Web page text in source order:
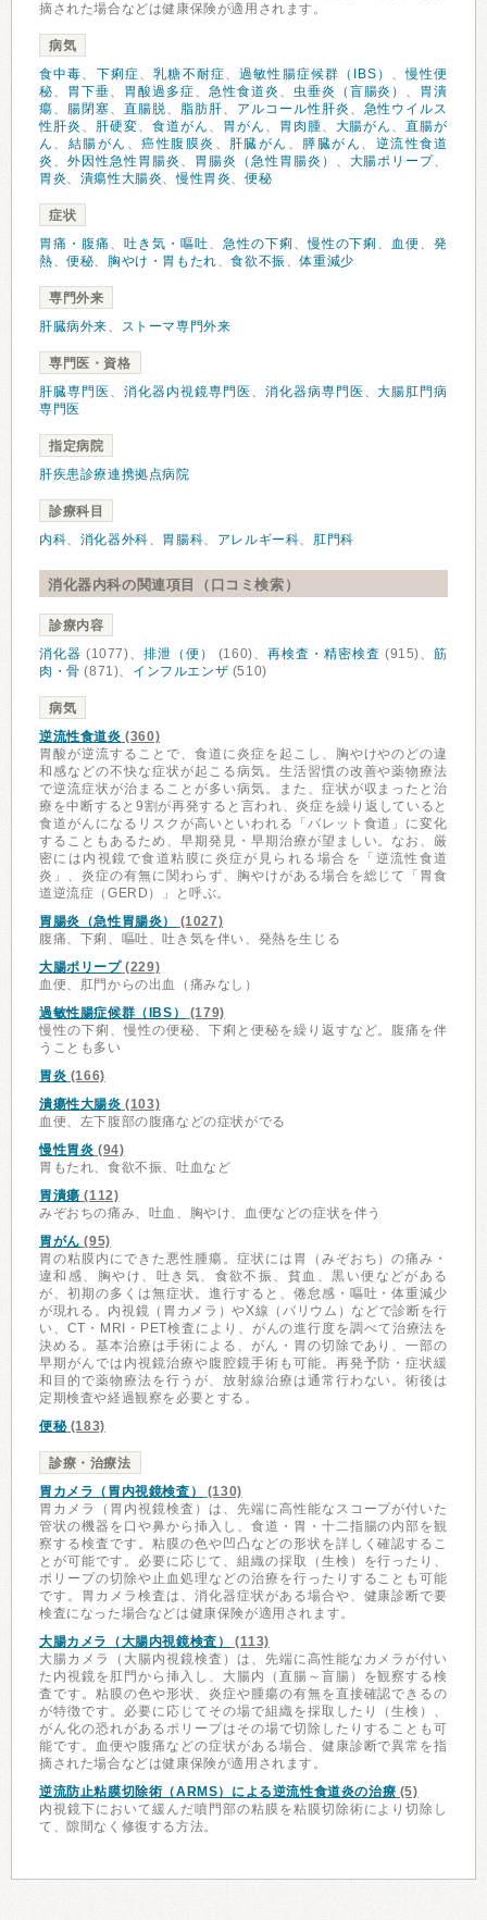
摘された場合などは健康保険が適用されます。
病気
食中毒、 下痢症、乳糖不耐症、過敏性腸症候群（IBS） 、慢性便
秘、 胃下垂、 胃酸過多症、 急性食道炎 、 虫垂炎（盲腸炎） 、 胃潰
瘍、 腸閉塞、 直腸脱、 脂肪肝、 アルコール性肝炎 、 急性ウイルス
性肝炎 、 肝硬変、 食道がん 、 胃がん 、 胃肉腫、 大腸がん 、直腸が
ん 、 結腸がん 、癌性腹膜炎 、 肝臓がん 、 膵臓がん 、 逆流性食道
炎 、 外因性急性胃腸炎 、 胃腸炎（急性胃腸炎） 、 大腸ポリープ、
胃炎、 潰瘍性大腸炎、慢性胃炎、便秘
症状
胃痛・腹痛 、 吐き気・嘔吐、 急性の下痢 、慢性の下痢 、 血便、発
熱、便秘、 胸やけ・胃もたれ、食欲不振 、体重減少
専門外来
肝臓病外来、 ストーマ専門外来
専門医・資格
肝臓専門医 、 消化器内視鏡専門医 、 消化器病専門医 、大腸肛門病
専門医
指定病院
肝疾患診療連携拠点病院
診療科目
内科、 消化器外科、 胃腸科、 アレルギー科、 肛門科
消化器内科の関連項目（口コミ検索）
診療内容
消化器 (1077)、 排泄（便） (160)、再検査・精密検査 (915)、筋
肉・骨 (871)、 インフルエンザ (510)
病気
逆流性食道炎 (360)
胃酸が逆流することで、食道に炎症を起こし、胸やけやのどの違
和感などの不快な症状が起こる病気。生活習慣の改善や薬物療法
で逆流症状が治まることが多い病気。また、症状が収まったと治
療を中断すると9割が再発すると言われ、炎症を繰り返していると
食道がんになるリスクが高いといわれる「バレット食道」に変化
することもあるため、早期発見・早期治療が望ましい。なお、厳
密には内視鏡で食道粘膜に炎症が見られる場合を「逆流性食道
炎」、炎症の有無に関わらず、胸やけがある場合を総じて「胃食
道逆流症（GERD）」と呼ぶ。
胃腸炎（急性胃腸炎）
(1027)
腹痛、下痢、嘔吐、吐き気を伴い、発熱を生じる
大腸ポリープ(229)
血便、肛門からの出血（痛みなし）
過敏性腸症候群（IBS）
(179)
慢性の下痢、慢性の便秘、下痢と便秘を繰り返すなど。腹痛を伴
うことも多い
胃炎 (166)
潰瘍性大腸炎 (103)
血便、左下腹部の腹痛などの症状がでる
慢性胃炎 (94)
胃もたれ、食欲不振、吐血など
胃潰瘍 (112)
みぞおちの痛み、吐血、胸やけ、血便などの症状を伴う
胃がん (95)
胃の粘膜内にできた悪性腫瘍。症状には胃（みぞおち）の痛み・
違和感、胸やけ、吐き気、食欲不振、貧血、黒い便などがある
が、初期の多くは無症状。進行すると、倦怠感・嘔吐・体重減少
が現れる。内視鏡（胃カメラ）やX線（バリウム）などで診断を行
い、CT・MRI・PET検査により、がんの進行度を調べて治療法を
決める。基本治療は手術による、がん・胃の切除であり、一部の
早期がんでは内視鏡治療や腹腔鏡手術も可能。再発予防・症状緩
和目的で薬物療法を行うが、放射線治療は通常行わない。術後は
定期検査や経過観察を必要とする。
便秘(183)
診療・治療法
胃カメラ（胃内視鏡検査）
(130)
胃カメラ（胃内視鏡検査）は、先端に高性能なスコープが付いた
管状の機器を口や鼻から挿入し、食道・胃・十二指腸の内部を観
察する検査です。粘膜の色や凹凸などの形状を詳しく確認するこ
とが可能です。必要に応じて、組織の採取（生検）を行ったり、
ポリープの切除や止血処理などの治療を行ったりすることも可能
です。胃カメラ検査は、消化器症状がある場合や、健康診断で要
検査になった場合などは健康保険が適用されます。
大腸カメラ（大腸内視鏡検査）
(113)
大腸カメラ（大腸内視鏡検査）は、先端に高性能なカメラが付い
た内視鏡を肛門から挿入し、大腸内（直腸～盲腸）を観察する検
査です。粘膜の色や形状、炎症や腫瘍の有無を直接確認できるの
が特徴です。必要に応じてその場で組織を採取したり（生検）、
がん化の恐れがあるポリープはその場で切除したりすることも可
能です。血便や腹痛などの症状がある場合、健康診断で異常を指
摘された場合などは健康保険が適用されます。
逆流防止粘膜切除術（ARMS）による逆流性食道炎の治療 (5)
内視鏡下において緩んだ噴門部の粘膜を粘膜切除術により切除し
て、隙間なく修復する方法。